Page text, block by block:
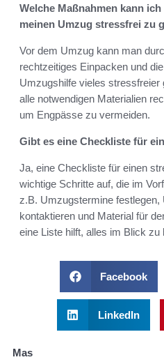
Welche Maßnahmen kann
meinen Umzug stressfrei zu
Vor dem Umzug kann man
rechtzeitiges Einpacken und
Umzugshilfe vieles stressfreier
alle notwendigen Materialien
um Engpässe zu vermeiden.
Gibt es eine Checkliste für
Ja, eine Checkliste für einen
wichtige Schritte auf, die im
z.B. Umzugstermine
kontaktieren und Material für
eine Liste hilft, alles im Blick zu
Facebook
LinkedIn
Mas